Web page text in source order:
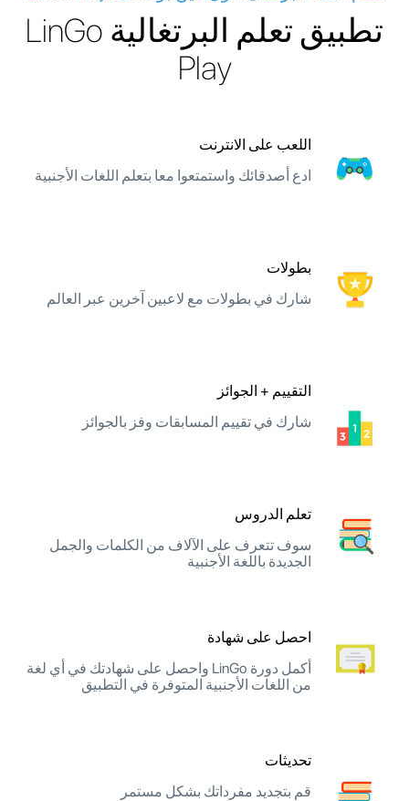
تطبيق تعلم البرتغالية LinGo
Play
اللعب على الانترنت
ادع أصدقائك واستمتعوا معا بتعلم اللغات الأجنبية
بطولات
شارك في بطولات مع لاعبين آخرين عبر العالم
التقييم + الجوائز
شارك في تقييم المسابقات وفز بالجوائز
تعلم الدروس
سوف تتعرف على الآلاف من الكلمات والجمل
الجديدة باللغة الأجنبية
احصل على شهادة
أكمل دورة LinGo واحصل على شهادتك في أي لغة
من اللغات الأجنبية المتوفرة في التطبيق
تحديثات
قم بتجديد مفرداتك بشكل مستمر